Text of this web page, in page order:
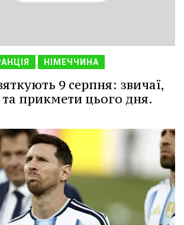
НІМЕЧЧИНА
9 серпня: звичаї,
прикмети цього дня.